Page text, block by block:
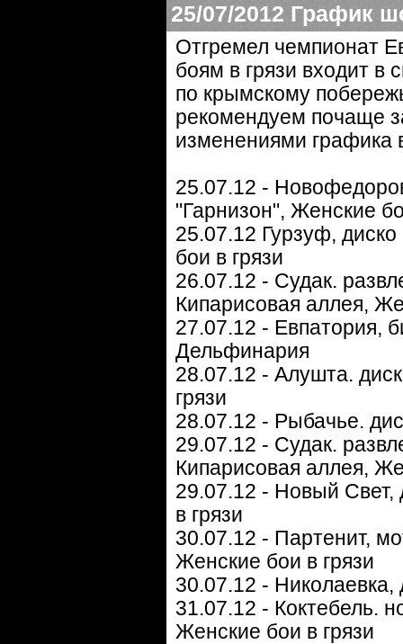
25/07/2012 График
Отгремел чемпионат
боям в грязи входит в
по крымскому
рекомендуем почаще
изменениями графика
25.07.12 -
"Гарнизон", Женские
25.07.12 Гурзуф,
бои в грязи
26.07.12 - Судак.
Кипарисовая аллея,
27.07.12 - Евпатория,
Дельфинария
28.07.12 - Алушта.
грязи
28.07.12 - Рыбачье.
29.07.12 - Судак.
Кипарисовая аллея,
29.07.12 - Новый Свет,
в грязи
30.07.12 - Партенит,
Женские бои в грязи
30.07.12 -
31.07.12 - Коктебель.
Женские бои в грязи